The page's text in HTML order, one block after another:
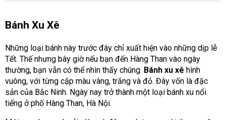
Bánh Xu Xê
Những loại bánh này trước đây chỉ xuất hiện vào những dịp lễ
Tết. Thế nhưng bây giờ nếu bạn đến Hàng Than vào ngày
thường, bạn vẫn có thể nhìn thấy chúng. Bánh xu xê hình
vuông, với từng cặp màu vàng, trắng và đỏ. Đây vốn là đặc
sản của Bắc Ninh. Ngày nay trở thành một loại bánh xu nổi
tiếng ở phố Hàng Than, Hà Nội.